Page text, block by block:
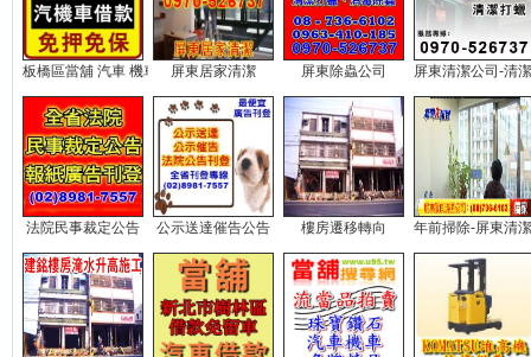
板橋區當舖 汽車 機車 借款...屏東居家清潔 屏東除蟲公司 屏東清潔公司-清
法院民事裁定公告 公示送達催告公告 樓房遷移轉向 年前掃除-屏東清